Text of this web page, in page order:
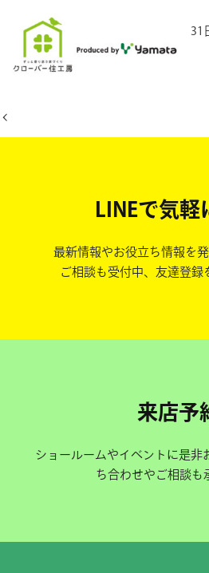
2025年5月31
LINEで気軽
最新情報やお役立ち情報を発
ご相談も受付中、友達登録
来店予
ショールームやイベントに是非
ち合わせやご相談も